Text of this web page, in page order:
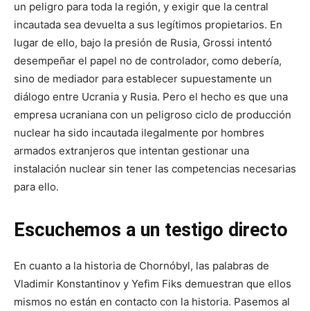
un peligro para toda la región, y exigir que la central
incautada sea devuelta a sus legítimos propietarios. En
lugar de ello, bajo la presión de Rusia, Grossi intentó
desempeñar el papel no de controlador, como debería,
sino de mediador para establecer supuestamente un
diálogo entre Ucrania y Rusia. Pero el hecho es que una
empresa ucraniana con un peligroso ciclo de producción
nuclear ha sido incautada ilegalmente por hombres
armados extranjeros que intentan gestionar una
instalación nuclear sin tener las competencias necesarias
para ello.
Escuchemos a un testigo directo
En cuanto a la historia de Chornóbyl, las palabras de
Vladimir Konstantinov y Yefim Fiks demuestran que ellos
mismos no están en contacto con la historia. Pasemos al